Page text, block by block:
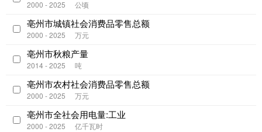
2000 - 2025 公顷
亳州市城镇社会消费品零售总额
2000 - 2025 万元
亳州市秋粮产量
2014 - 2025 吨
亳州市农村社会消费品零售总额
2000 - 2025 万元
亳州市全社会用电量:工业
2000 - 2025 亿千瓦时